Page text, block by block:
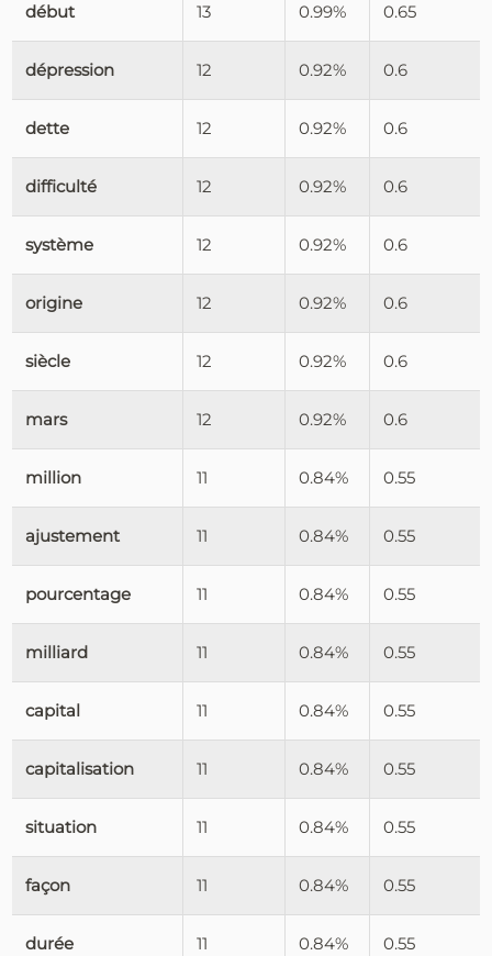
début 13 0.99% 0.65
dépression 12 0.92% 0.6
dette 12 0.92% 0.6
difficulté 12 0.92% 0.6
système 12 0.92% 0.6
origine 12 0.92% 0.6
siècle 12 0.92% 0.6
mars 12 0.92% 0.6
million 11 0.84% 0.55
ajustement 11 0.84% 0.55
pourcentage 11 0.84% 0.55
milliard 11 0.84% 0.55
capital 11 0.84% 0.55
capitalisation 11 0.84% 0.55
situation 11 0.84% 0.55
façon 11 0.84% 0.55
durée 11 0.84% 0.55